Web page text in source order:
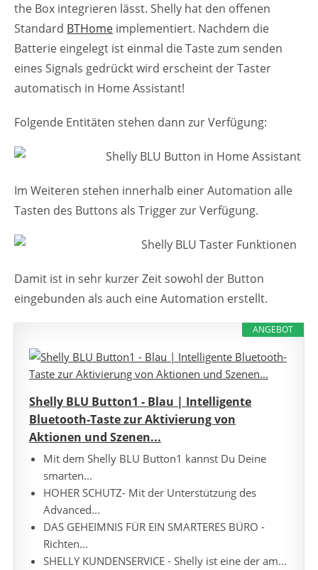
the Box integrieren lässt. Shelly hat den offenen
Standard BTHome implementiert. Nachdem die
Batterie eingelegt ist einmal die Taste zum senden
eines Signals gedrückt wird erscheint der Taster
automatisch in Home Assistant!
Folgende Entitäten stehen dann zur Verfügung:
Im Weiteren stehen innerhalb einer Automation alle
Tasten des Buttons als Trigger zur Verfügung.
Damit ist in sehr kurzer Zeit sowohl der Button
eingebunden als auch eine Automation erstellt.
ANGEBOT
Shelly BLU Button1 - Blau | Intelligente
Bluetooth-Taste zur Aktivierung von
Aktionen und Szenen...
Mit dem Shelly BLU Button1 kannst Du Deine
smarten...
HOHER SCHUTZ- Mit der Unterstützung des
Advanced...
DAS GEHEIMNIS FÜR EIN SMARTERES BÜRO -
Richten...
SHELLY KUNDENSERVICE - Shelly ist eine der am...